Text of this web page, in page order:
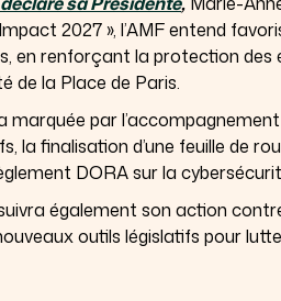
2027 », l’AMF entend
en renforçant la protection
de la Place de Paris.
marquée par
la finalisation d’une feuille de
DORA sur la
également son action
outils législatifs pour